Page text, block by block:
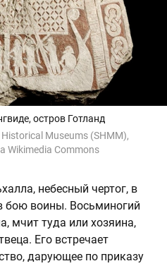
остров Готланд
Museums (SHMM),
Wikimedia Commons
небесный чертог, в
бою воины. Восьминогий
мчит туда или хозяина,
Его встречает
дарующее по приказу